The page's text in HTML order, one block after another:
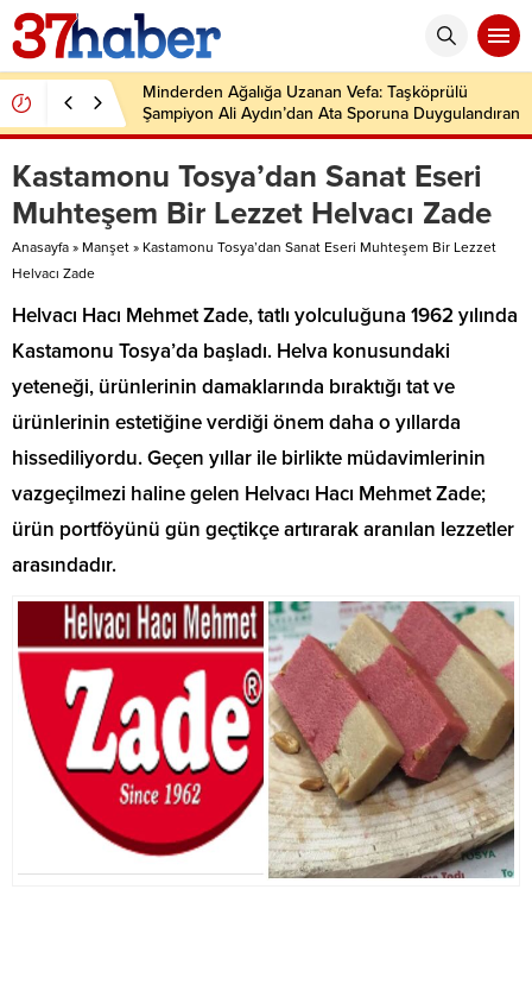
Minderden Ağalığa Uzanan Vefa: Taşköprülü
Şampiyon Ali Aydın’dan Ata Sporuna Duygulandıran
Dönüş
Kastamonu Tosya’dan Sanat Eseri
Muhteşem Bir Lezzet Helvacı Zade
Anasayfa » Manşet » Kastamonu Tosya’dan Sanat Eseri Muhteşem Bir Lezzet
Helvacı Zade
Helvacı Hacı Mehmet Zade, tatlı yolculuğuna 1962 yılında
Kastamonu Tosya’da başladı. Helva konusundaki
yeteneği, ürünlerinin damaklarında bıraktığı tat ve
ürünlerinin estetiğine verdiği önem daha o yıllarda
hissediliyordu. Geçen yıllar ile birlikte müdavimlerinin
vazgeçilmezi haline gelen Helvacı Hacı Mehmet Zade;
ürün portföyünü gün geçtikçe artırarak aranılan lezzetler
arasındadır.